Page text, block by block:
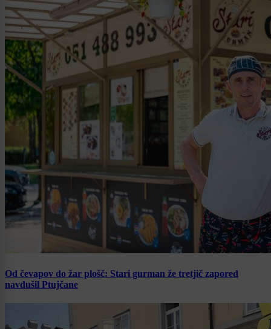
Od čevapov do žar plošč: Stari gurman že tretjič zapored
navdušil Ptujčane